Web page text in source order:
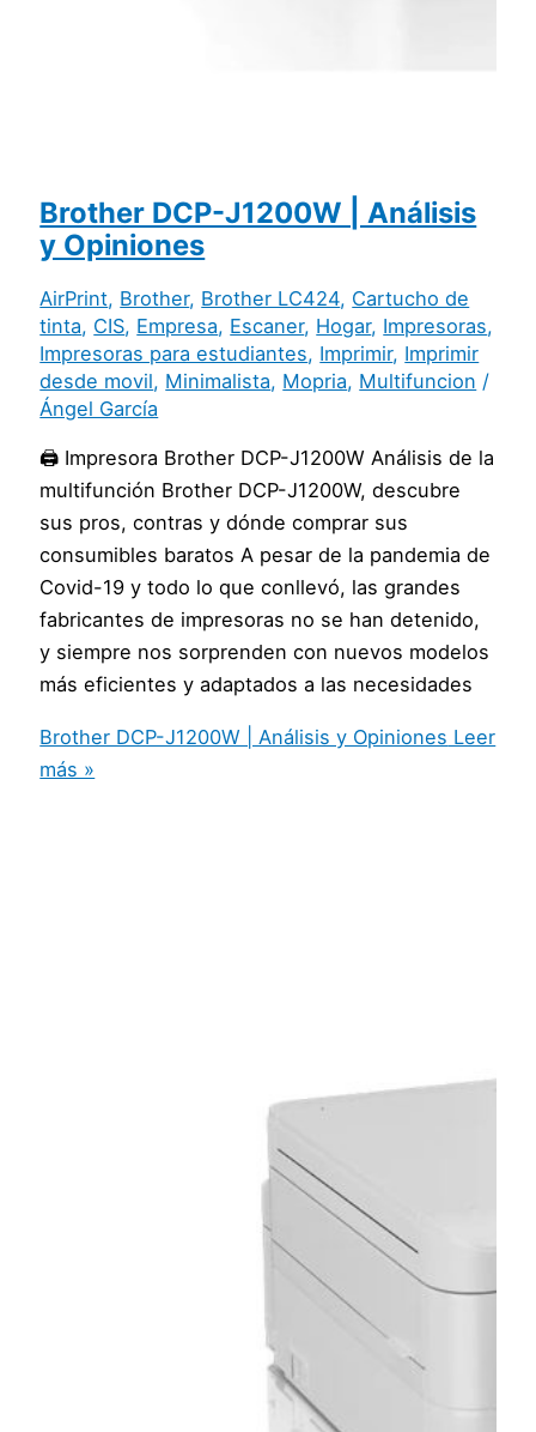
Brother DCP-J1200W | Análisis
y Opiniones
AirPrint, Brother, Brother LC424, Cartucho de
tinta, CIS, Empresa, Escaner, Hogar, Impresoras,
Impresoras para estudiantes, Imprimir, Imprimir
desde movil, Minimalista, Mopria, Multifuncion /
Ángel García
🖨️ Impresora Brother DCP-J1200W Análisis de la
multifunción Brother DCP-J1200W, descubre
sus pros, contras y dónde comprar sus
consumibles baratos A pesar de la pandemia de
Covid-19 y todo lo que conllevó, las grandes
fabricantes de impresoras no se han detenido,
y siempre nos sorprenden con nuevos modelos
más eficientes y adaptados a las necesidades
Brother DCP-J1200W | Análisis y Opiniones Leer
más »